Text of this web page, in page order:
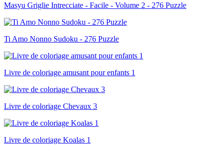
Masyu Griglie Intrecciate - Facile - Volume 2 - 276 Puzzle
Ti Amo Nonno Sudoku - 276 Puzzle
Livre de coloriage amusant pour enfants 1
Livre de coloriage Chevaux 3
Livre de coloriage Koalas 1